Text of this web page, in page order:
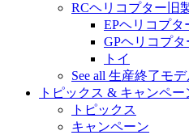
RCヘリコプター旧
EPヘリコプタ
GPヘリコプタ
トイ
See all 生産終了モ
トピックス & キャンペー
トピックス
キャンペーン